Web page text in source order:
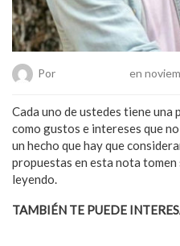
Por en
Cada uno de ustedes tiene una
como gustos e intereses que
un hecho que hay que
propuestas en esta nota
leyendo.
TAMBIÉN TE PUEDE